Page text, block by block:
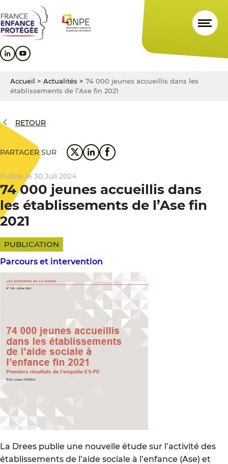
au
contenu
principal
au
menu
principal
au
pied
de
Accueil > Actualités > 74 000 jeunes accueillis dans les
établissements de l’Ase fin 2021
RETOUR
PARTAGER SUR
Publié le 30 Juil 2024
74 000 jeunes accueillis dans
les établissements de l’Ase fin
2021
PUBLICATION
Parcours et intervention
La Drees publie une nouvelle étude sur l’activité des
établissements de l’aide sociale à l’enfance (Ase) et